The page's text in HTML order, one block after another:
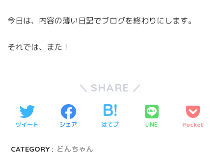
今日は、内容の薄い日記でブログを終わりにします。
それでは、また！
SHARE
ツイート シェア はてブ LINE Pocket
CATEGORY : どんちゃん